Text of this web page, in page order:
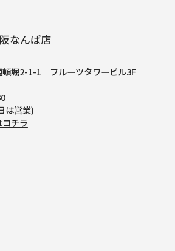
なんば店
頓堀2-1-1
フルーツタワービル3F
は営業)
チラ